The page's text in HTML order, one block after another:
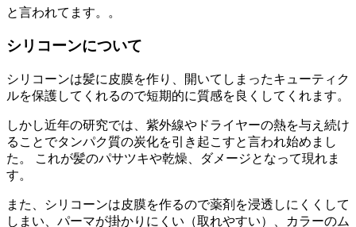
と言われてます。。
シリコーンについて
シリコーンは髪に皮膜を作り、開いてしまったキューティク
ルを保護してくれるので短期的に質感を良くしてくれます。
しかし近年の研究では、紫外線やドライヤーの熱を与え続け
ることでタンパク質の炭化を引き起こすと言われ始めまし
た。 これが髪のパサツキや乾燥、ダメージとなって現れま
す。
また、シリコーンは皮膜を作るので薬剤を浸透しにくくして
しまい、パーマが掛かりにくい（取れやすい）、カラーのム